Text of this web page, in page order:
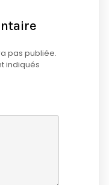
pas publiée.
indiqués